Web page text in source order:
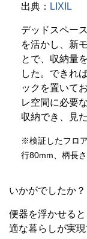
出典： LIXIL
デッドスペー
を活かし、新
とで、収納量
した。できれ
ックを置いて
レ空間に必要
収納でき、見
※検証したフロ
行80mm、柄長
いかがでしたか？
便器を浮かせる
適な暮らしが実